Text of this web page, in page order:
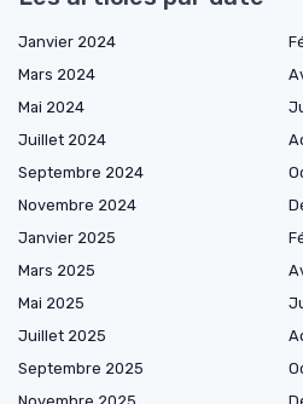
Janvier 2024
Mars 2024
Mai 2024
Juillet 2024
Septembre 2024
Novembre 2024
Janvier 2025
Mars 2025
Mai 2025
Juillet 2025
Septembre 2025